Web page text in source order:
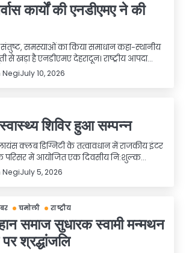
कार्यों की एनडीएमए ने की
संतुष्ट, समस्याओं का किया समाधान कहा-स्थानीय
खड़ा है एनडीएमए देहरादून। राष्ट्रीय आपदा…
NegiJuly 10, 2026
शिविर हुआ सम्पन्न
क्लब डिग्निटी के तत्वावधान में राजकीय इंटर
परिसर में आयोजित एक दिवसीय नि:शुल्क…
NegiJuly 5, 2026
चमोली राष्ट्रीय
समाज सुधारक स्वामी मन्मथन
श्रद्धांजलि